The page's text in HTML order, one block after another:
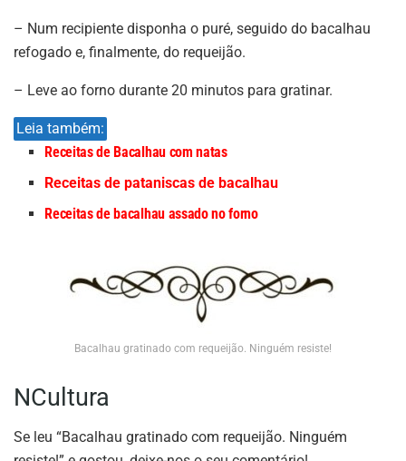
– Num recipiente disponha o puré, seguido do bacalhau
refogado e, finalmente, do requeijão.
– Leve ao forno durante 20 minutos para gratinar.
Leia também:
Receitas de Bacalhau com natas
Receitas de pataniscas de bacalhau
Receitas de bacalhau assado no forno
Bacalhau gratinado com requeijão. Ninguém resiste!
NCultura
Se leu “Bacalhau gratinado com requeijão. Ninguém